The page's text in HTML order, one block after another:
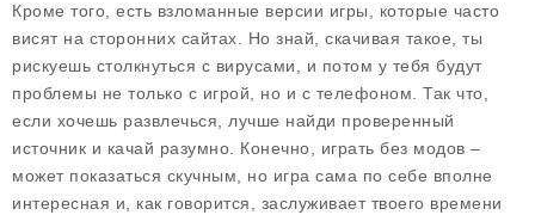
Кроме того, есть взломанные версии игры, которые часто
висят на сторонних сайтах. Но знай, скачивая такое, ты
рискуешь столкнуться с вирусами, и потом у тебя будут
проблемы не только с игрой, но и с телефоном. Так что,
если хочешь развлечься, лучше найди проверенный
источник и качай разумно. Конечно, играть без модов –
может показаться скучным, но игра сама по себе вполне
интересная и, как говорится, заслуживает твоего времени